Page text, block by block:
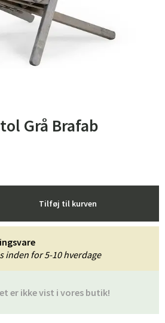
Grå Brafab
Tilføj til kurven
er ikke vist i vores butik!
inden for 5-10 hverdage